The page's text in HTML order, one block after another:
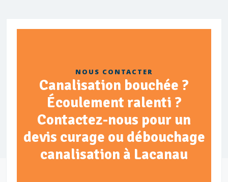
NOUS CONTACTER
Canalisation bouchée ?
Écoulement ralenti ?
Contactez-nous pour un
devis curage ou débouchage
canalisation à Lacanau